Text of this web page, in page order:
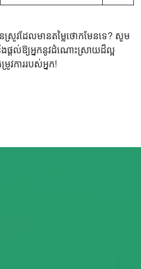
រូវដែលមានតម្លៃថោកមែនទេ? សូម
ផ្តល់ឱ្យអ្នកនូវដំណោះស្រាយដ៏ល្អ
ការរបស់អ្នក!